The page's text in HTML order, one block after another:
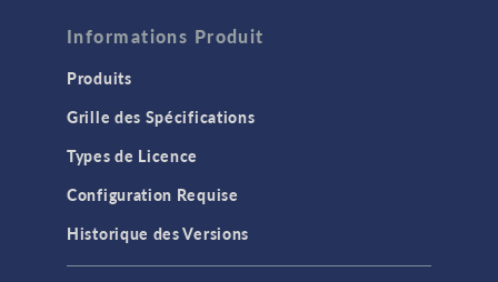
Informations Produit
Produits
Grille des Spécifications
Types de Licence
Configuration Requise
Historique des Versions